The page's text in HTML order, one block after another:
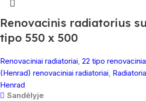
Renovacinis radiatorius
tipo 550 x 500
Renovaciniai radiatoriai, 22 tipo
(Henrad) renovaciniai radiatoriai,
Henrad
Sandėlyje